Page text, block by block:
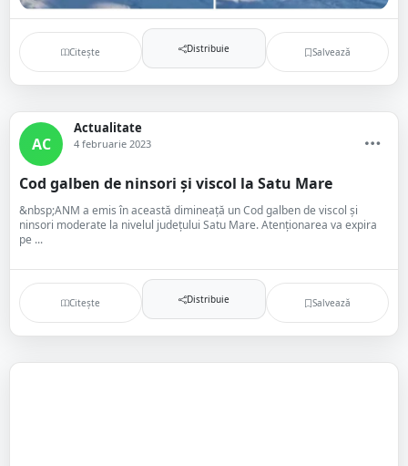
Citește Distribuie Salvează
AC
Actualitate
4 februarie 2023
Cod galben de ninsori și viscol la Satu Mare
&nbsp;ANM a emis în această dimineață un Cod galben de viscol și
ninsori moderate la nivelul județului Satu Mare. Atenționarea va expira
pe ...
Citește Distribuie Salvează